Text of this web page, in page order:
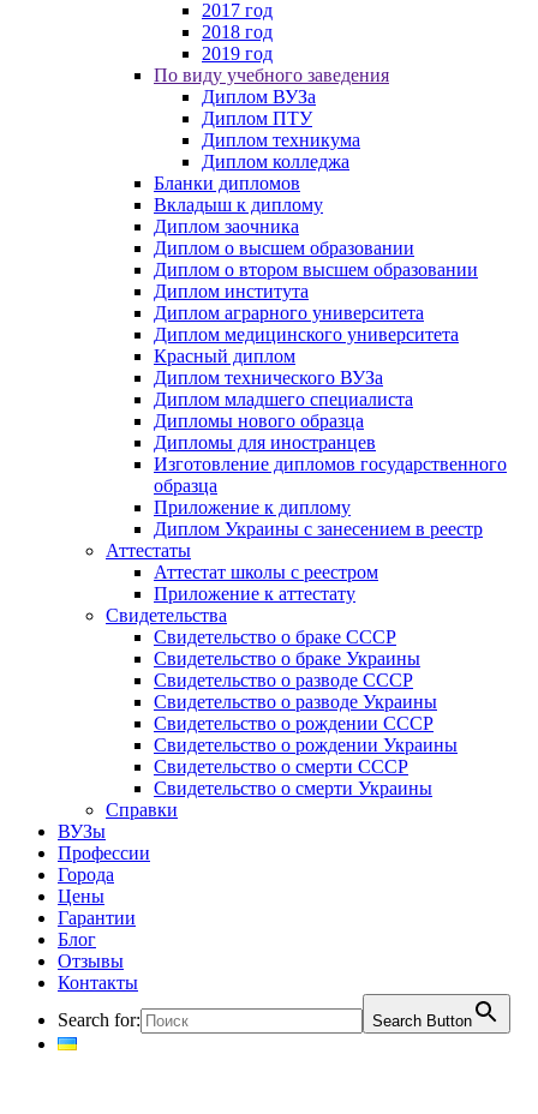
2017 год
2018 год
2019 год
По виду учебного заведения
Диплом ВУЗа
Диплом ПТУ
Диплом техникума
Диплом колледжа
Бланки дипломов
Вкладыш к диплому
Диплом заочника
Диплом о высшем образовании
Диплом о втором высшем образовании
Диплом института
Диплом аграрного университета
Диплом медицинского университета
Красный диплом
Диплом технического ВУЗа
Диплом младшего специалиста
Дипломы нового образца
Дипломы для иностранцев
Изготовление дипломов государственного
образца
Приложение к диплому
Диплом Украины с занесением в реестр
Аттестаты
Аттестат школы с реестром
Приложение к аттестату
Свидетельства
Свидетельство о браке СССР
Свидетельство о браке Украины
Свидетельство о разводе СССР
Свидетельство о разводе Украины
Свидетельство о рождении СССР
Свидетельство о рождении Украины
Свидетельство о смерти СССР
Свидетельство о смерти Украины
Справки
ВУЗы
Профессии
Города
Цены
Гарантии
Блог
Отзывы
Контакты
Search for:
Search Button